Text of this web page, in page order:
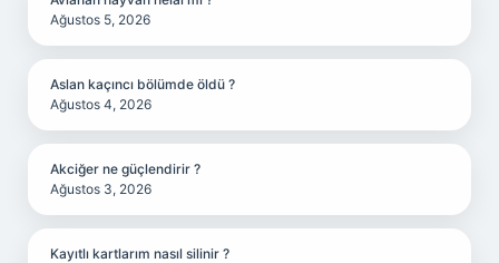
Ağustos 5, 2026
Aslan kaçıncı bölümde öldü ?
Ağustos 4, 2026
Akciğer ne güçlendirir ?
Ağustos 3, 2026
Kayıtlı kartlarım nasıl silinir ?